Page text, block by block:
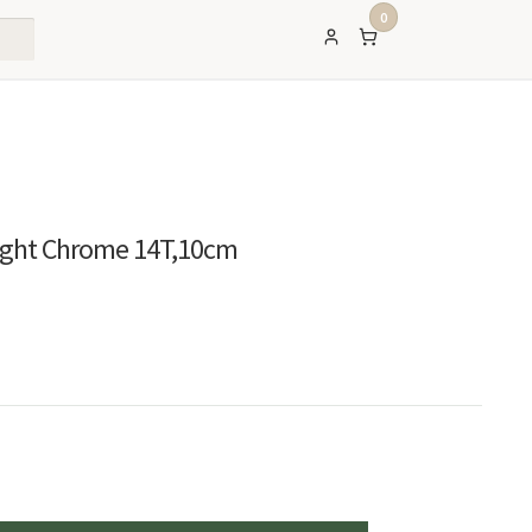
0
Chrome 14T,10cm